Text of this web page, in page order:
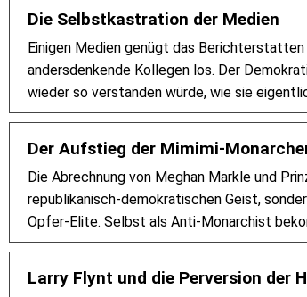
Die Selbstkastration der Medien
Einigen Medien genügt das
andersdenkende Kollegen los. Der
wieder so verstanden würde, wie sie
Der Aufstieg der Mimimi-
Die Abrechnung von Meghan Markle und
republikanisch-demokratischen Geist,
Opfer-Elite. Selbst als Anti-Monarchist
Larry Flynt und die Perversion der